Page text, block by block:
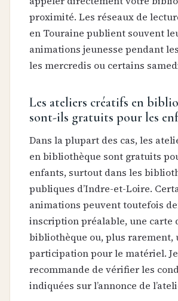
proximité. Les réseaux de
en Touraine publient souvent
animations jeunesse pendant
les mercredis ou certains
Les ateliers créatifs en
sont-ils gratuits pour les
Dans la plupart des cas, les
en bibliothèque sont gratuits
enfants, surtout dans les
publiques d’Indre-et-Loire.
animations peuvent toutefois
inscription préalable, une carte
bibliothèque ou, plus rarement,
participation pour le matériel. Je
recommande de vérifier les
indiquées sur l’annonce de